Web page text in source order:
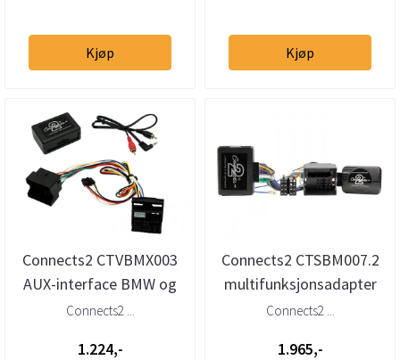
Kjøp Kjøp
Connects2 CTVBMX003
AUX-interface BMW og
Mini med Quadlock
Connects2 ...
1.224,-
Connects2 CTSBM007.2
multifunksjonsadapter
BMW (til 2005) med
Connects2 ...
1.965,-